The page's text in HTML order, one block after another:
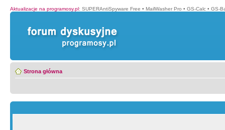
Aktualizacje na programosy.pl: SUPERAntiSpyware Free • MailWasher Pro • GS-Calc • GS-
Strona główna